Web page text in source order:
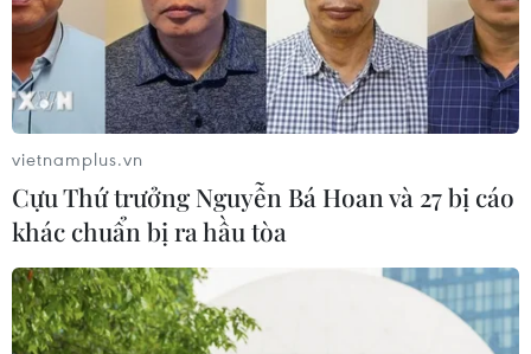
Quan tài bằng vàng nghìn năm tuổi bị
đánh cắp được trả về Ai Cập
02/10/2019 02:22
vietnamplus.vn
Cựu Thứ trưởng Nguyễn Bá Hoan và 27 bị cáo
khác chuẩn bị ra hầu tòa